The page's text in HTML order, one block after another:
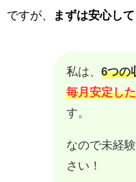
ですが、 まずは安心し
私は、 6つの
毎月安定し
す。
なので未経
さい！